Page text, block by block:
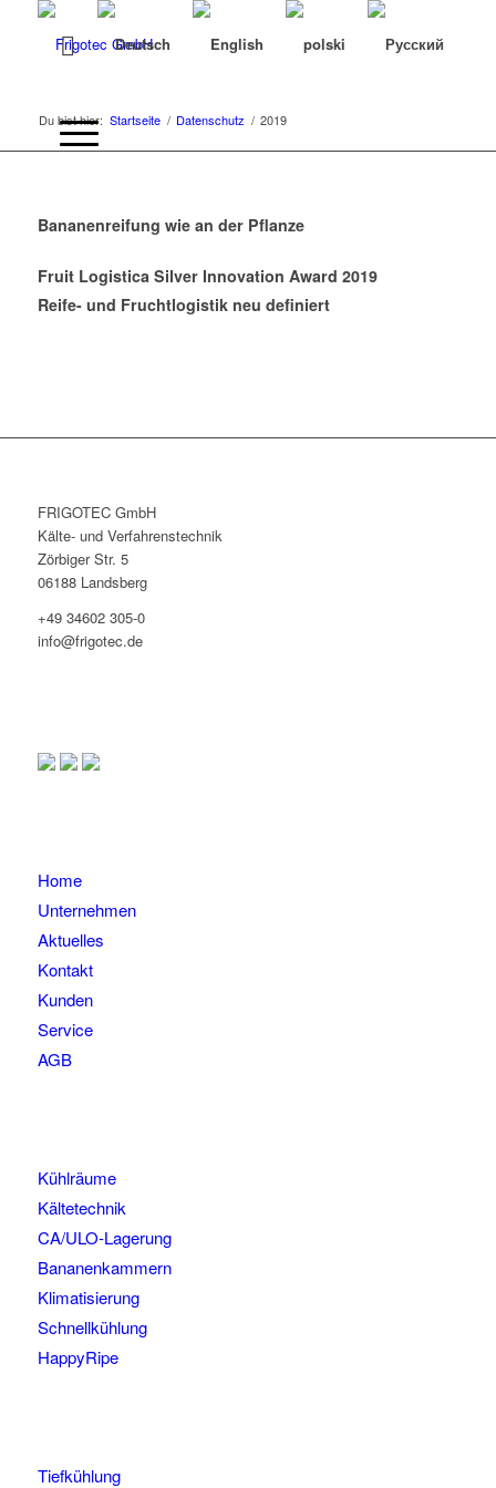
Du bist hier: Startseite / Datenschutz / 2019
Bananenreifung wie an der Pflanze
Fruit Logistica Silver Innovation Award 2019
Reife- und Fruchtlogistik neu definiert
FRIGOTEC GmbH
Kälte- und Verfahrenstechnik
Zörbiger Str. 5
06188 Landsberg
+49 34602 305-0
info@frigotec.de
Home
Unternehmen
Aktuelles
Kontakt
Kunden
Service
AGB
Kühlräume
Kältetechnik
CA/ULO-Lagerung
Bananenkammern
Klimatisierung
Schnellkühlung
HappyRipe
Tiefkühlung